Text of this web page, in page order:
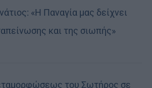
«Η Παναγία μας δείχνει
και της σιωπής»
του Σωτήρος σε